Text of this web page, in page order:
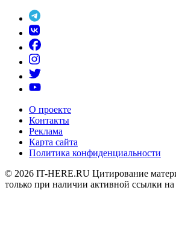
О проекте
Контакты
Реклама
Карта сайта
Политика конфиденциальности
© 2026 IT-HERE.RU Цитирование
только при наличии активной ссылки